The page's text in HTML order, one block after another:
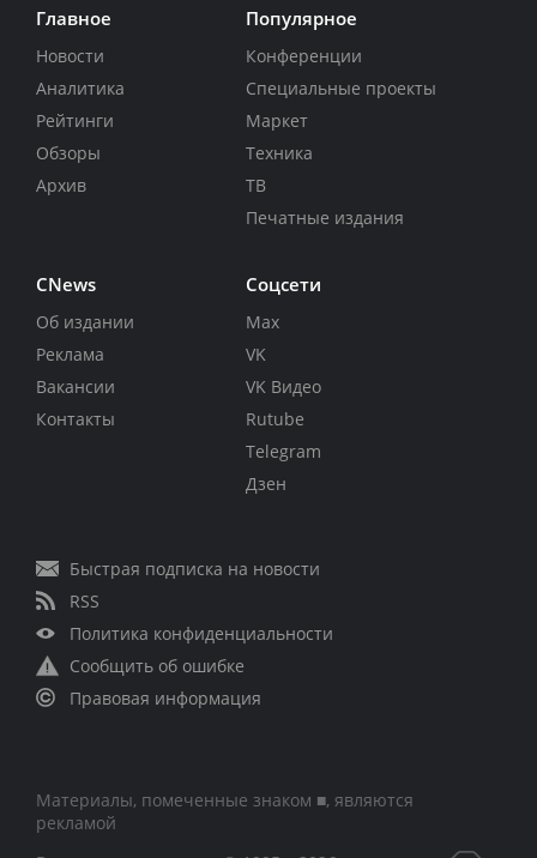
Главное
Новости
Аналитика
Рейтинги
Обзоры
Архив
Популярное
Конференции
Специальные проекты
Маркет
Техника
ТВ
Печатные издания
CNews
Об издании
Реклама
Вакансии
Контакты
Соцсети
Max
VK
VK Видео
Rutube
Telegram
Дзен
Быстрая подписка на новости
RSS
Политика конфиденциальности
Сообщить об ошибке
Правовая информация
Материалы, помеченные знаком ■, являются
рекламой